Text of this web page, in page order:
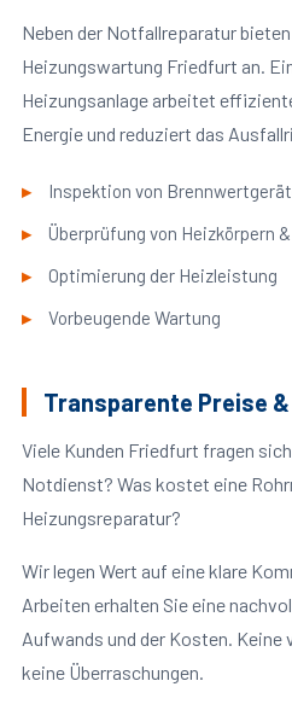
Neben der Notfallreparatur
Heizungswartung Friedfurt an.
Heizungsanlage arbeitet
Energie und reduziert das
Inspektion von
Überprüfung von Heizkörpern
Optimierung der Heizleistung
Vorbeugende Wartung
Transparente Preise
Viele Kunden Friedfurt fragen
Notdienst? Was kostet eine
Heizungsreparatur?
Wir legen Wert auf eine klare
Arbeiten erhalten Sie eine
Aufwands und der Kosten. Keine
keine Überraschungen.